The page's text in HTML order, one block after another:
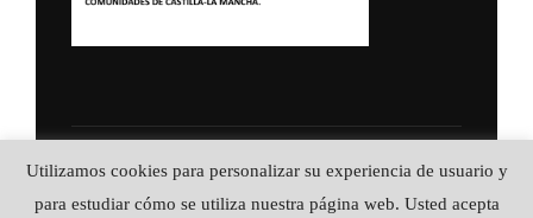
Política de Privacidad
Copyright © 2026 ALFA CUCHILLERIA ::
Utilizamos cookies para personalizar su experiencia de usuario y
para estudiar cómo se utiliza nuestra página web. Usted acepta